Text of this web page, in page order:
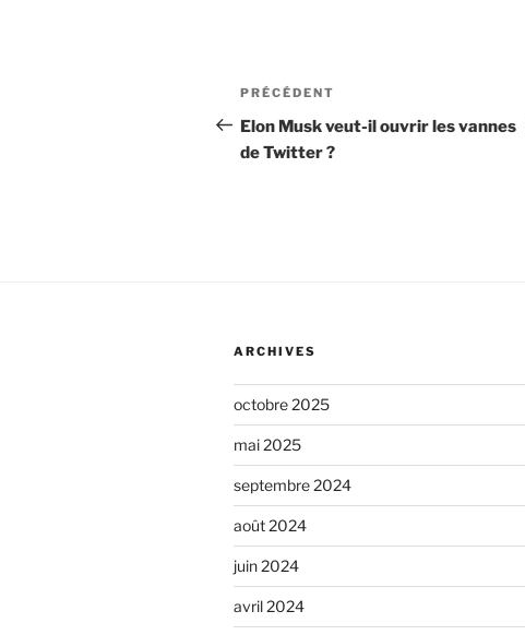
r
m
n
t
a
i
r
e
t
a
i
Navigation
de
l’article
Article
précédent
PRÉCÉDENT
Elon Musk veut-il ouvrir les vannes
de Twitter ?
ARCHIVES
octobre 2025
mai 2025
septembre 2024
août 2024
juin 2024
avril 2024